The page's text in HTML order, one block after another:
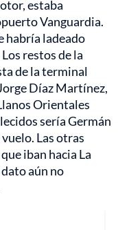
estaba
Vanguardia.
habría ladeado
restos de la
de la terminal
Díaz Martínez,
Orientales
sería Germán
Las otras
iban hacia La
aún no